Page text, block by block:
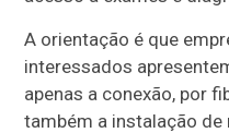
A orientação é que
interessados
apenas a conexão, por
também a instalação de